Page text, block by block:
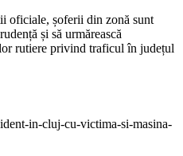
oficiale, șoferii din zonă sunt
și să urmărească
rutiere privind traficul în județul
in-cluj-cu-victima-si-masina-